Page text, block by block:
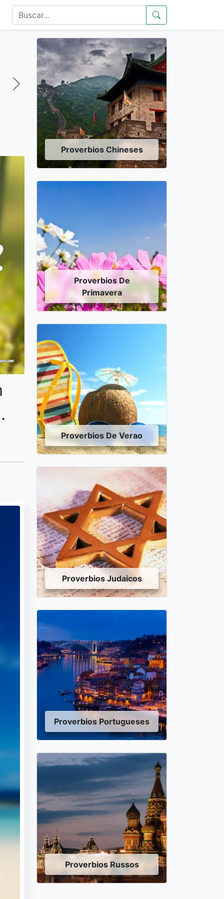
Proverbios Chineses
Proverbios De
Primavera
Proverbios De Verao
Proverbios Judaicos
Proverbios Portugueses
Proverbios Russos